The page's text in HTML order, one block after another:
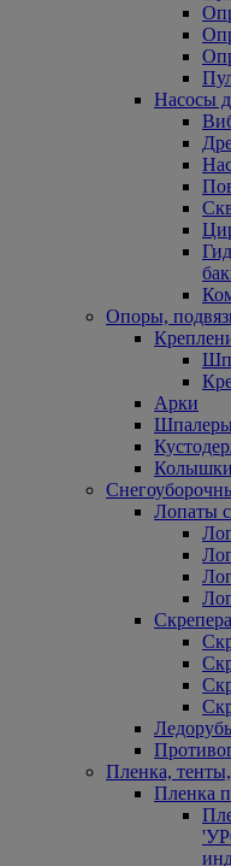
Насосы
Опоры,
Арки
Шпалеры
Лопаты
Пленка,
Пленка